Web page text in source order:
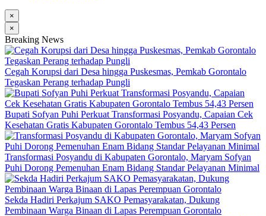
×
×
Breaking News
Cegah Korupsi dari Desa hingga Puskesmas, Pemkab Gorontalo
Tegaskan Perang terhadap Pungli
Bupati Sofyan Puhi Perkuat Transformasi Posyandu, Capaian Cek
Kesehatan Gratis Kabupaten Gorontalo Tembus 54,43 Persen
Transformasi Posyandu di Kabupaten Gorontalo, Maryam Sofyan
Puhi Dorong Pemenuhan Enam Bidang Standar Pelayanan Minimal
Sekda Hadiri Perkajum SAKO Pemasyarakatan, Dukung
Pembinaan Warga Binaan di Lapas Perempuan Gorontalo